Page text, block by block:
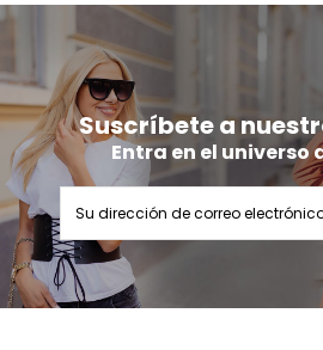
Suscríbete a
Entra en el universo